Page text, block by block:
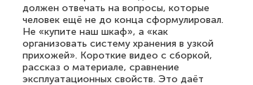
должен отвечать на вопросы, которые
человек ещё не до конца сформулировал.
Не «купите наш шкаф», а «как
организовать систему хранения в узкой
прихожей». Короткие видео с сборкой,
рассказ о материале, сравнение
эксплуатационных свойств. Это даёт